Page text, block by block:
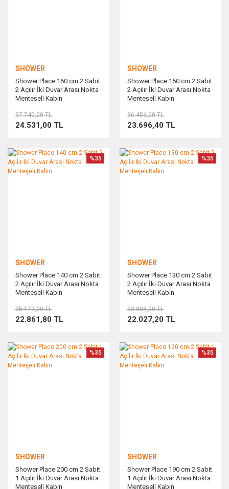
SHOWER
Shower Place 160 cm 2 Sabit
2 Açılır İki Duvar Arası Nokta
Menteşeli Kabin
24.531,00 TL
37.740,00 TL
SHOWER
Shower Place 150 cm 2 Sabit
2 Açılır İki Duvar Arası Nokta
Menteşeli Kabin
23.696,40 TL
36.456,00 TL
SHOWER
Shower Place 140 cm 2 Sabit
2 Açılır İki Duvar Arası Nokta
Menteşeli Kabin
%35
22.861,80 TL
35.172,00 TL
SHOWER
Shower Place 130 cm 2 Sabit
2 Açılır İki Duvar Arası Nokta
Menteşeli Kabin
%35
22.027,20 TL
33.888,00 TL
SHOWER
Shower Place 200 cm 2 Sabit
1 Açılır İki Duvar Arası Nokta
Menteşeli Kabin
%35
SHOWER
Shower Place 190 cm 2 Sabit
1 Açılır İki Duvar Arası Nokta
Menteşeli Kabin
%35